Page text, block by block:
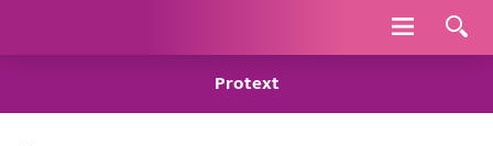
Navigace
Protext